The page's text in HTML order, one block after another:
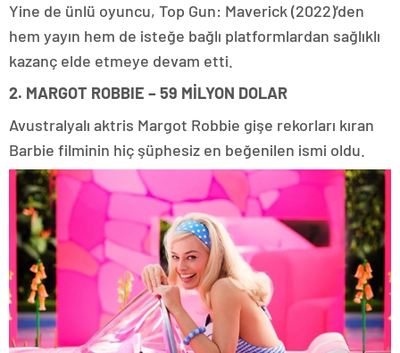
Yine de ünlü oyuncu, Top Gun: Maverick (2022)’den
hem yayın hem de isteğe bağlı platformlardan sağlıklı
kazanç elde etmeye devam etti.
2. MARGOT ROBBIE – 59 MİLYON DOLAR
Avustralyalı aktris Margot Robbie gişe rekorları kıran
Barbie filminin hiç şüphesiz en beğenilen ismi oldu.